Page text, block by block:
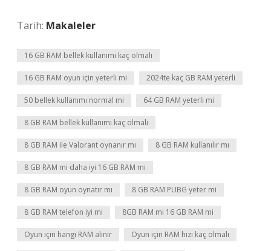
Tarih: Makaleler
16 GB RAM bellek kullanımı kaç olmalı
16 GB RAM oyun için yeterli mi 2024te kaç GB RAM yeterli
50 bellek kullanımı normal mi 64 GB RAM yeterli mi
8 GB RAM bellek kullanımı kaç olmalı
8 GB RAM ile Valorant oynanır mı 8 GB RAM kullanılır mı
8 GB RAM mi daha iyi 16 GB RAM mi
8 GB RAM oyun oynatır mı 8 GB RAM PUBG yeter mi
8 GB RAM telefon iyi mi 8GB RAM mi 16 GB RAM mi
Oyun için hangi RAM alınır Oyun için RAM hızı kaç olmalı